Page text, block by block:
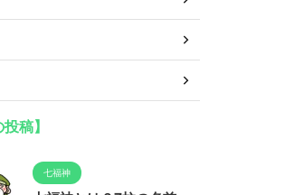
投稿】
七福神